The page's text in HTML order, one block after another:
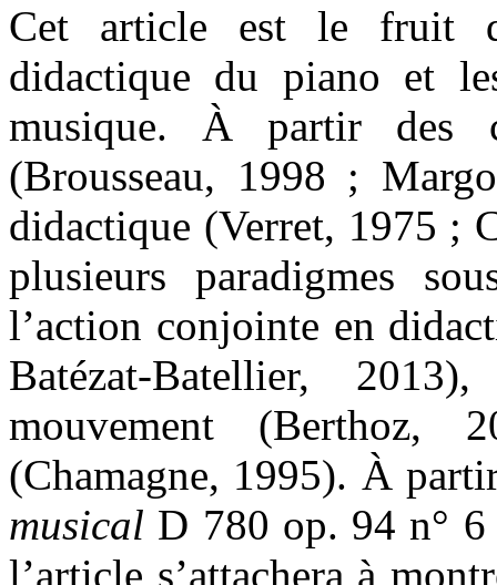
Cet article est le fruit
didactique du piano et
musique. À partir des
(Brousseau, 1998 ;
didactique (Verret, 1975 ;
plusieurs paradigmes
l’action conjointe en
Batézat-Batellier,
mouvement (Berthoz,
(Chamagne, 1995). À
musical D 780 op. 94 n°
l’article s’attachera à